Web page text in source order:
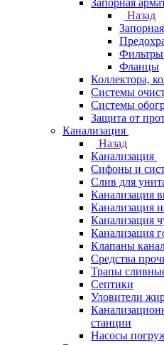
Запорная
Назад
Фильтры
Фланцы
Коллектора,
Системы
Системы
Защита от
Канализация
Назад
Канализация
Сифоны и
Слив для
Канализация
Канализация
Канализация
Канализация
Клапаны
Средства
Трапы
Септики
Уловители
станции
Насосы